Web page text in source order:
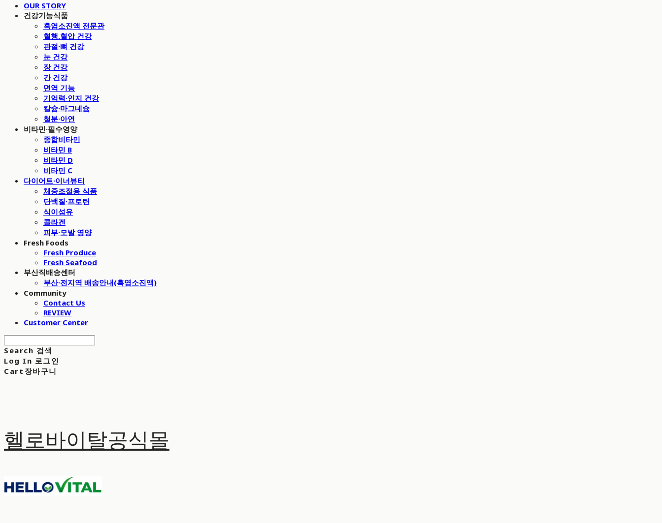
OUR STORY
건강기능식품
흑염소진액 전문관
혈행.혈압 건강
관절·뼈 건강
눈 건강
장 건강
간 건강
면역 기능
기억력·인지 건강
칼슘·마그네슘
철분·아연
비타민·필수영양
종합비타민
비타민 B
비타민 D
비타민 C
다이어트·이너뷰티
체중조절용 식품
단백질·프로틴
식이섬유
콜라겐
피부·모발 영양
Fresh Foods
Fresh Produce
Fresh Seafood
부산직배송센터
부산·전지역 배송안내(흑염소진액)
Community
Contact Us
REVIEW
Customer Center
Search 검색
Log In 로그인
Cart 장바구니
헬로바이탈공식몰